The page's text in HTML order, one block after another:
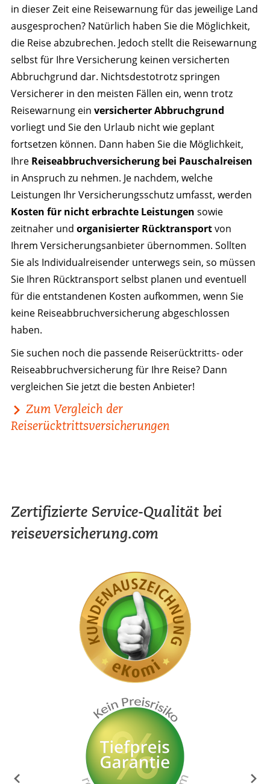
in dieser Zeit eine Reisewarnung für das jeweilige Land
ausgesprochen? Natürlich haben Sie die Möglichkeit,
die Reise abzubrechen. Jedoch stellt die Reisewarnung
selbst für Ihre Versicherung keinen versicherten
Abbruchgrund dar. Nichtsdestotrotz springen
Versicherer in den meisten Fällen ein, wenn trotz
Reisewarnung ein versicherter Abbruchgrund
vorliegt und Sie den Urlaub nicht wie geplant
fortsetzen können. Dann haben Sie die Möglichkeit,
Ihre Reiseabbruchversicherung bei Pauschalreisen
in Anspruch zu nehmen. Je nachdem, welche
Leistungen Ihr Versicherungsschutz umfasst, werden
Kosten für nicht erbrachte Leistungen sowie
zeitnaher und organisierter Rücktransportvon
Ihrem Versicherungsanbieter übernommen. Sollten
Sie als Individualreisender unterwegs sein, so müssen
Sie Ihren Rücktransport selbst planen und eventuell
für die entstandenen Kosten aufkommen, wenn Sie
keine Reiseabbruchversicherung abgeschlossen
haben.
Sie suchen noch die passende Reiserücktritts- oder
Reiseabbruchversicherung für Ihre Reise? Dann
vergleichen Sie jetzt die besten Anbieter!
Zum Vergleich der
Reiserücktrittsversicherungen
Zertifizierte Service-Qualität bei
reiseversicherung.com